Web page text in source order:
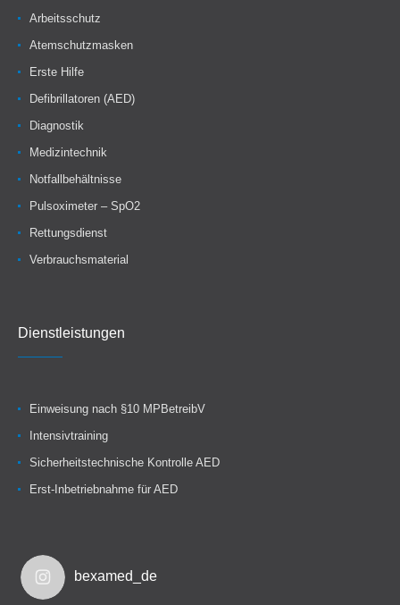
Arbeitsschutz
Atemschutzmasken
Erste Hilfe
Defibrillatoren (AED)
Diagnostik
Medizintechnik
Notfallbehältnisse
Pulsoximeter – SpO2
Rettungsdienst
Verbrauchsmaterial
Dienstleistungen
Einweisung nach §10 MPBetreibV
Intensivtraining
Sicherheitstechnische Kontrolle AED
Erst-Inbetriebnahme für AED
bexamed_de